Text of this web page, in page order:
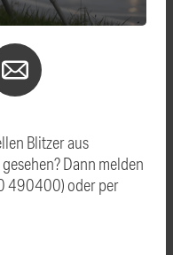
Blitzer aus
Dann melden
490400) oder per